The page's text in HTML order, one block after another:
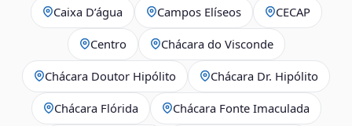
Caixa D’água Campos Elíseos CECAP
Centro Chácara do Visconde
Chácara Doutor Hipólito Chácara Dr. Hipólito
Chácara Flórida Chácara Fonte Imaculada